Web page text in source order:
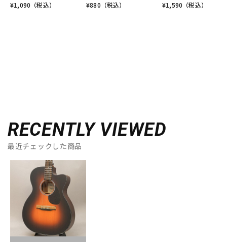
¥1,090 （税込） ¥880 （税込） ¥1,590 （税込）
RECENTLY VIEWED
最近チェックした商品